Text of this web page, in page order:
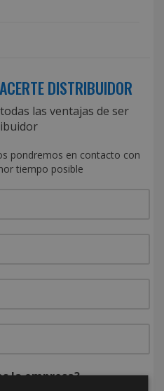
DISTRIBUIDOR
las ventajas de ser
pondremos en contacto con
tiempo posible
la empresa?